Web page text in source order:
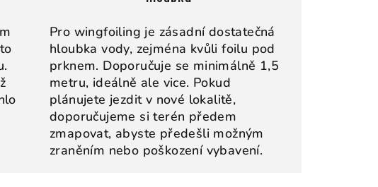
Pro wingfoiling je zásadní dostatečná
hloubka vody, zejména kvůli foilu pod
prknem. Doporučuje se minimálně 1,5
metru, ideálně ale vice. Pokud
plánujete jezdit v nové lokalitě,
doporučujeme si terén předem
zmapovat, abyste předešli možným
zraněním nebo poškození vybavení.